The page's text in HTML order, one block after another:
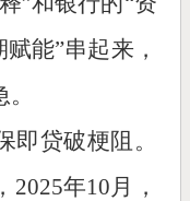
能”串起来，
即贷破梗阻。
年10月，